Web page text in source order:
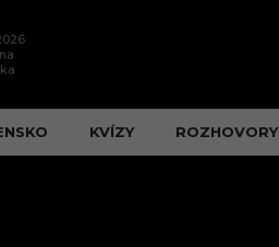
KVÍZY ROZHOVORY